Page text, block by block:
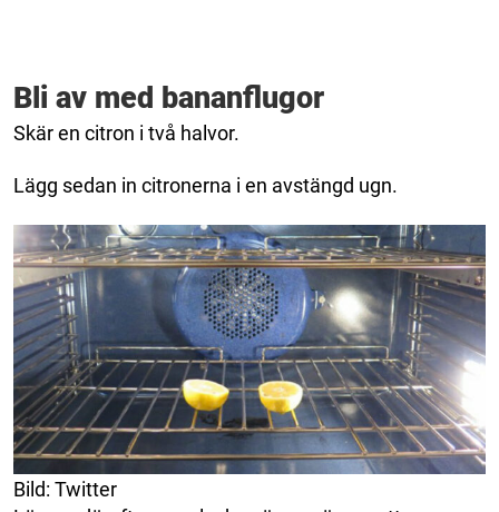
Bli av med bananflugor
Skär en citron i två halvor.
Lägg sedan in citronerna i en avstängd ugn.
Bild: Twitter